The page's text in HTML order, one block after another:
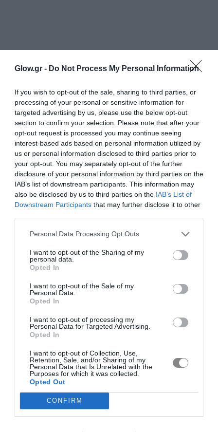
Glow.gr - Do Not Process My Personal Information
If you wish to opt-out of the sale, sharing to third parties, or
processing of your personal or sensitive information for
targeted advertising by us, please use the below opt-out
section to confirm your selection. Please note that after your
opt-out request is processed you may continue seeing
interest-based ads based on personal information utilized by
us or personal information disclosed to third parties prior to
your opt-out. You may separately opt-out of the further
disclosure of your personal information by third parties on the
IAB’s list of downstream participants. This information may
also be disclosed by us to third parties on the IAB’s List of
Downstream Participants that may further disclose it to other
Personal Data Processing Opt Outs
I want to opt-out of the Sharing of my
personal data.
Opted In
I want to opt-out of the Sale of my
Personal Data.
Opted In
I want to opt-out of processing my
Personal Data for Targeted Advertising.
Opted In
I want to opt-out of Collection, Use,
Retention, Sale, and/or Sharing of my
Personal Data that Is Unrelated with the
Purposes for which it was collected.
Opted Out
CONFIRM